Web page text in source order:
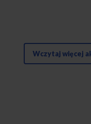
Wczytaj więcej